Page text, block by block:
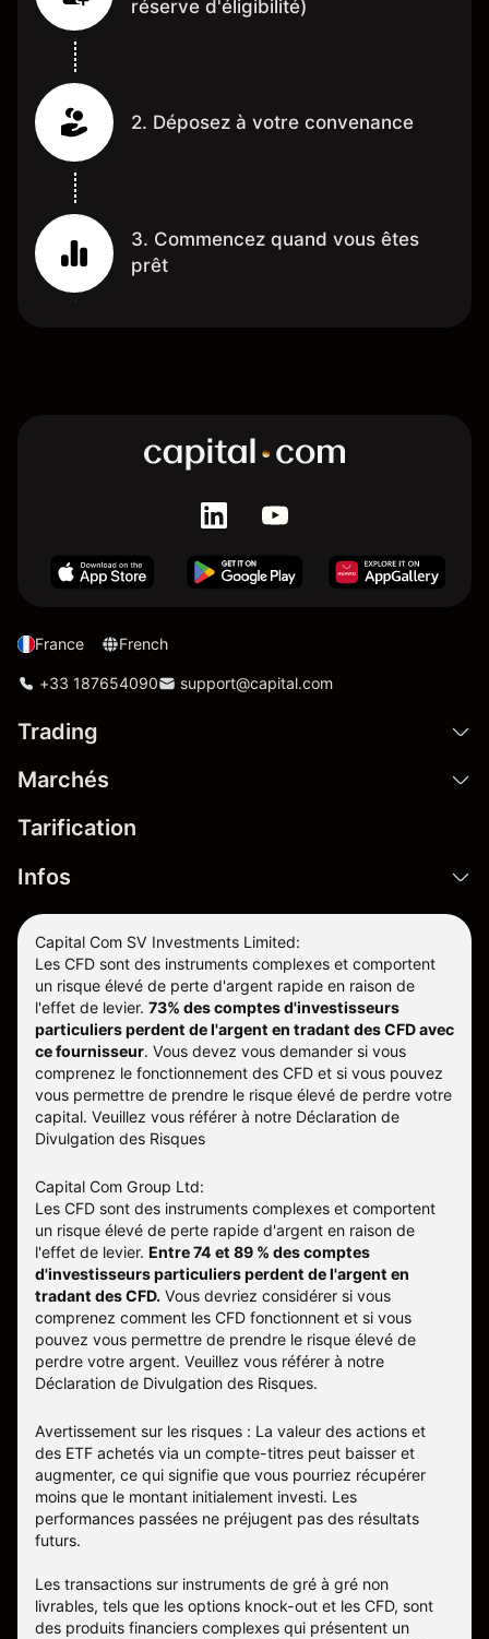
réserve d'éligibilité)
2. Déposez à votre convenance
3. Commencez quand vous êtes
prêt
France French
+33 187654090 support@capital.com
Trading
Marchés
Tarification
Infos
Capital Com SV Investments Limited:
Les CFD sont des instruments complexes et comportent
un risque élevé de perte d'argent rapide en raison de
l'effet de levier. 73% des comptes d'investisseurs
particuliers perdent de l'argent en tradant des CFD avec
ce fournisseur. Vous devez vous demander si vous
comprenez le fonctionnement des CFD et si vous pouvez
vous permettre de prendre le risque élevé de perdre votre
capital. Veuillez vous référer à notre Déclaration de
Divulgation des Risques
Capital Com Group Ltd:
Les CFD sont des instruments complexes et comportent
un risque élevé de perte rapide d'argent en raison de
l'effet de levier. Entre 74 et 89 % des comptes
d'investisseurs particuliers perdent de l'argent en
tradant des CFD. Vous devriez considérer si vous
comprenez comment les CFD fonctionnent et si vous
pouvez vous permettre de prendre le risque élevé de
perdre votre argent. Veuillez vous référer à notre
Déclaration de Divulgation des Risques.
Avertissement sur les risques : La valeur des actions et
des ETF achetés via un compte-titres peut baisser et
augmenter, ce qui signifie que vous pourriez récupérer
moins que le montant initialement investi. Les
performances passées ne préjugent pas des résultats
futurs.
Les transactions sur instruments de gré à gré non
livrables, tels que les options knock-out et les CFD, sont
des produits financiers complexes qui présentent un